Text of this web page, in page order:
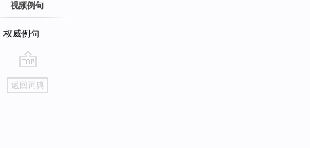
视频例句
权威例句
go
top
返回词典